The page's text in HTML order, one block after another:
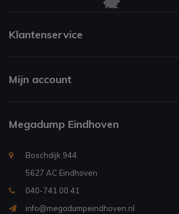
Klantenservice
Mijn account
Megadump Eindhoven
Boschdijk 944
5627 AC Eindhoven
040-741 00 41
info@megadumpeindhoven.nl